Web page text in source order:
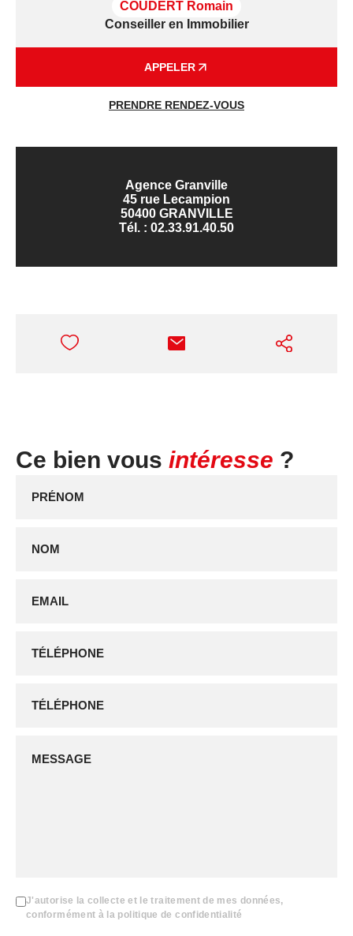
COUDERT Romain
Conseiller en Immobilier
APPELER
PRENDRE RENDEZ-VOUS
Agence Granville
45 rue Lecampion
50400 GRANVILLE
Tél. : 02.33.91.40.50
Ce bien vous intéresse ?
J'autorise la collecte et le traitement de mes données,
conformément à la politique de confidentialité